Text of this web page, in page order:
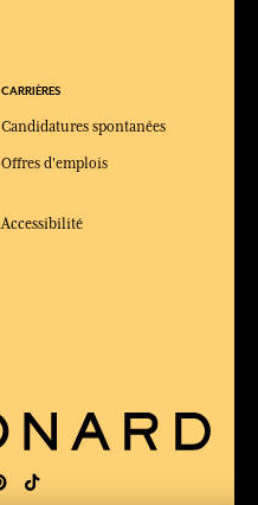
CARRIÈRES
Candidatures spontanées
Offres d'emplois
Accessibilité